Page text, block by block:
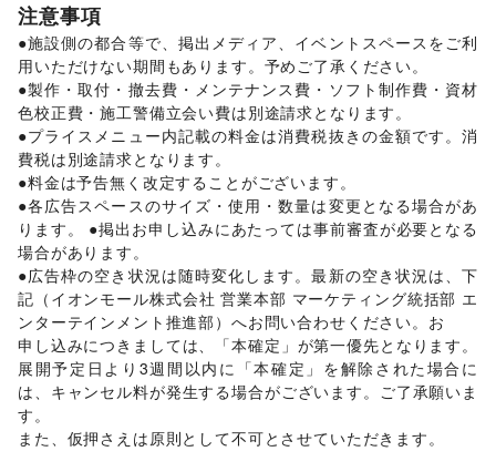
軽食・ホットスナック
ワイン・洋酒/日本酒・焼酎・地酒 食材・調味料/
物産展・マルシェ /キッチンカー・移動販売/
野菜・果物・生鮮食品/その他フード・飲食
インテリア・生活雑貨
インテリア/ 寝具・ベッド/家具・家電/
キッチン雑貨・調理器具
手芸・ハンドメイド/ DIY用品・日曜大工/
園芸・ガーデニング/花・盆栽・ドライフラワー/
犬・猫・ペット/日用雑貨/食器・陶磁器/
その他インテリア・生活雑貨
生活サービス
携帯キャリア・格安SIM/インターネット・プロバイダ/
電気・ガス
ウォーターサーバー/
ハウスクリーニング・家事代行/定期宅配/
リサイクル雑貨・古本/ 買取査定・金券/
ギフト・プレゼント /冠婚葬祭/資格・習い事/リフォーム/
住宅（購入・賃貸）/たばこ/修理・メンテナンス/
就職・転職・求人/その他生活サービス
金融サービス
注意事項
●施設側の都合等で、掲出メディア、イベントスペースをご利
用いただけない期間もあります。予めご了承ください。
●製作・取付・撤去費・メンテナンス費・ソフト制作費・資材
色校正費・施工警備立会い費は別途請求となります。
●プライスメニュー内記載の料金は消費税抜きの金額です。消
費税は別途請求となります。
●料金は予告無く改定することがございます。
●各広告スペースのサイズ・使用・数量は変更となる場合があ
ります。 ●掲出お申し込みにあたっては事前審査が必要となる
場合があります。
●広告枠の空き状況は随時変化します。最新の空き状況は、下
記（イオンモール株式会社 営業本部 マーケティング統括部 エ
ンターテインメント推進部）へお問い合わせください。お
申し込みにつきましては、「本確定」が第一優先となります。
展開予定日より3週間以内に「本確定」を解除された場合に
は、キャンセル料が発生する場合がございます。ご了承願いま
す。
また、仮押さえは原則として不可とさせていただきます。